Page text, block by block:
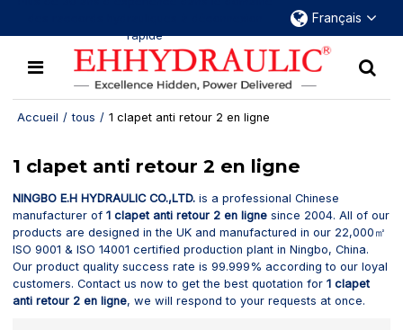
rapide
Français
Accueil / tous / 1 clapet anti retour 2 en ligne
1 clapet anti retour 2 en ligne
NINGBO E.H HYDRAULIC CO.,LTD. is a professional Chinese
manufacturer of1 clapet anti retour 2 en ligne since 2004. All of our
products are designed in the UK and manufactured in our 22,000㎡
ISO 9001 & ISO 14001 certified production plant in Ningbo, China.
Our product quality success rate is 99.999% according to our loyal
customers. Contact us now to get the best quotation for1 clapet
anti retour 2 en ligne, we will respond to your requests at once.